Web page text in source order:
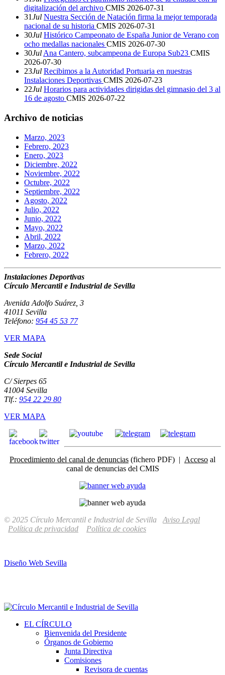
digitalización del archivo CMIS 2026-07-31
31Jul Nuestra Sección de Natación firma la mejor temporada
nacional de su historia CMIS 2026-07-31
30Jul Histórico Campeonato de España Junior de Verano con
ocho medallas nacionales CMIS 2026-07-30
30Jul Ana Cantero, subcampeona de Europa Sub23 CMIS
2026-07-30
23Jul Recibimos a la Autoridad Portuaria en nuestras
Instalaciones Deportivas CMIS 2026-07-23
22Jul Horarios para actividades dirigidas del gimnasio del 3 al
16 de agosto CMIS 2026-07-22
Archivo de noticias
Marzo, 2023
Febrero, 2023
Enero, 2023
Diciembre, 2022
Noviembre, 2022
Octubre, 2022
Septiembre, 2022
Agosto, 2022
Julio, 2022
Junio, 2022
Mayo, 2022
Abril, 2022
Marzo, 2022
Febrero, 2022
Instalaciones Deportivas
Círculo Mercantil e Industrial de Sevilla
Avenida Adolfo Suárez, 3
41011 Sevilla
Teléfono: 954 45 53 77
VER MAPA
Sede Social
Círculo Mercantil e Industrial de Sevilla
C/ Sierpes 65
41004 Sevilla
Tlf.: 954 22 29 80
VER MAPA
Procedimiento del canal de denuncias (fichero PDF) | Acceso al
canal de denuncias del CMIS
© 2025 Círculo Mercantil e Industrial de Sevilla Aviso Legal
Política de privacidad
Política de cookies
Diseño Web Sevilla
EL CÍRCULO
Bienvenida del Presidente
Órganos de Gobierno
Junta Directiva
Comisiones
Revisora de cuentas